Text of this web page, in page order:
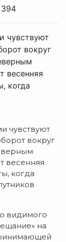
394
чувствуют
вокруг
весенняя
когда
чувствуют
вокруг
весенняя
когда
видимого
на